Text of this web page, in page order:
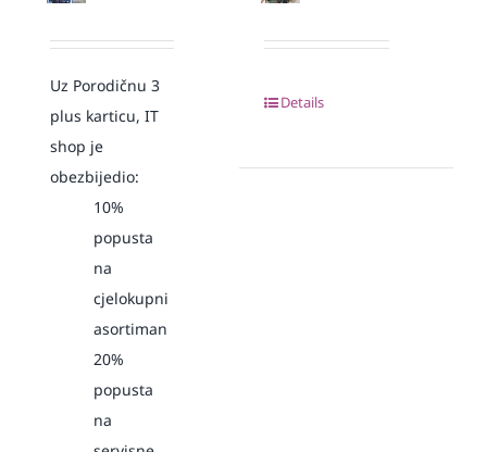
Uz Porodičnu 3
plus karticu, IT
shop je
obezbijedio:
10%
popusta
na
cjelokupni
asortiman
20%
popusta
na
Details